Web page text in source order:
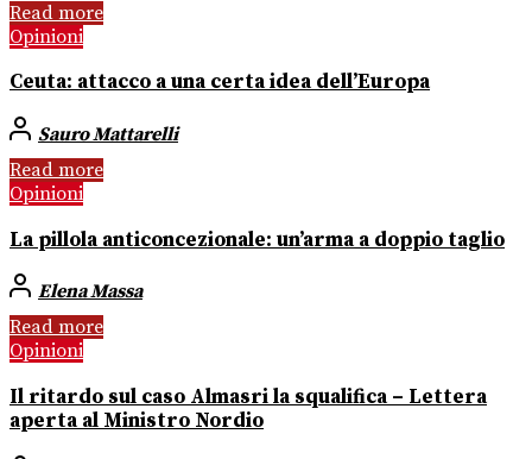
Read more
Opinioni
Ceuta: attacco a una certa idea dell’Europa
Sauro Mattarelli
Read more
Opinioni
La pillola anticoncezionale: un’arma a doppio taglio
Elena Massa
Read more
Opinioni
Il ritardo sul caso Almasri la squalifica – Lettera
aperta al Ministro Nordio